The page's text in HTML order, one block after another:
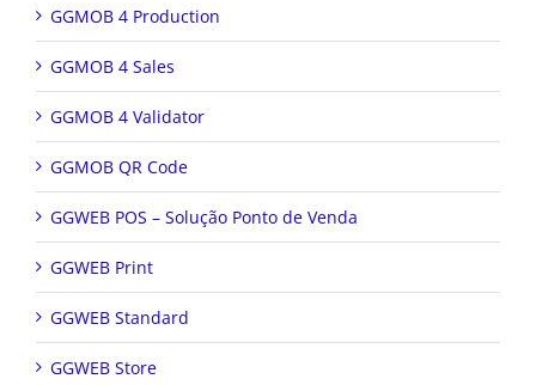
GGMOB 4 Production
GGMOB 4 Sales
GGMOB 4 Validator
GGMOB QR Code
GGWEB POS – Solução Ponto de Venda
GGWEB Print
GGWEB Standard
GGWEB Store